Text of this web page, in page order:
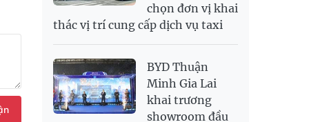
chọn đơn vị khai
thác vị trí cung cấp dịch vụ taxi
BYD Thuận
Minh Gia Lai
khai trương
showroom đầu